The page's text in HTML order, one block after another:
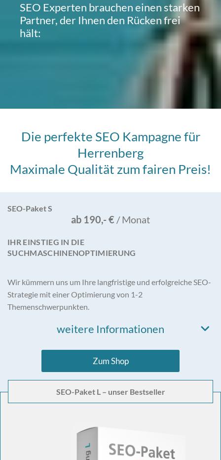
SEO Experten brauchen einen starken
Partner, der Ihnen den Rücken frei
hält:
Die perfekte SEO Kampagne für
Herrenberg
Maximale Qualität zum fairen Preis!
SEO-Paket S
ab 190,- € / Monat
IHR EINSTIEG IN DIE
SUCHMASCHINENOPTIMIERUNG
Wir kümmern uns um Ihre langfristige und erfolgreiche SEO-
Strategie mit einer Optimierung von 1-2
Themenschwerpunkten.
weitere Informationen
Zum Shop
SEO-Paket L – unser Bestseller